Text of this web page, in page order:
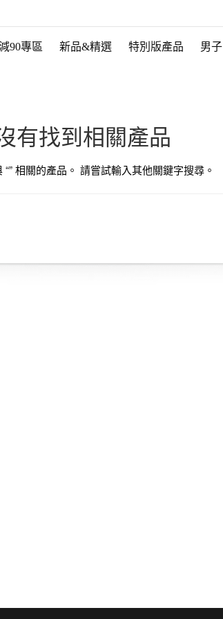
90專區 新品&精選 特別版產品 男子
有找到相關產品
“” 相關的產品。 請嘗試輸入其他關鍵字搜尋。